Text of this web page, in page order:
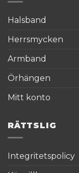
Halsband
Herrsmycken
Armband
Örhängen
Mitt konto
RÄTTSLIG
Integritetspolicy